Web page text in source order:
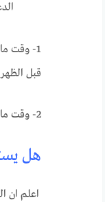
1- وقت
قبل
2- وقت ما بعد العصر وحتى صلاة المغرب.
هل
اعلم ان